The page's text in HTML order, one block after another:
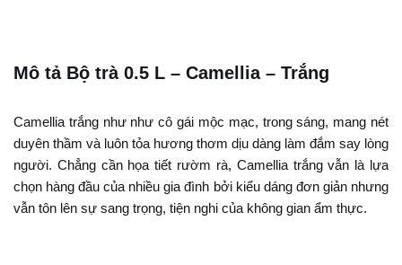
Mô tả Bộ trà 0.5 L – Camellia – Trắng
Camellia trắng như như cô gái mộc mạc, trong sáng, mang nét
duyên thầm và luôn tỏa hương thơm dịu dàng làm đắm say lòng
người. Chẳng cần họa tiết rườm rà, Camellia trắng vẫn là lựa
chọn hàng đầu của nhiều gia đình bởi kiểu dáng đơn giản nhưng
vẫn tôn lên sự sang trọng, tiện nghi của không gian ẩm thực.